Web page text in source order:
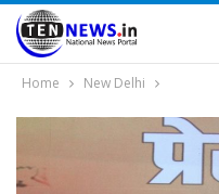
Home New Delhi